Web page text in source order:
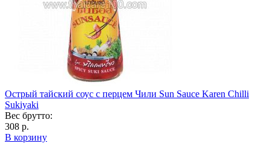
Острый тайский соус с перцем Чили Sun Sauce Karen Chilli
Sukiyaki
Вес брутто:
308 р.
В корзину